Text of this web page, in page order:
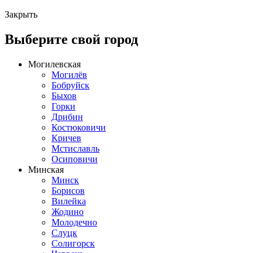
Закрыть
Выберите свой город
Могилевская
Могилёв
Бобруйск
Быхов
Горки
Дрибин
Костюковичи
Кричев
Мстиславль
Осиповичи
Минская
Минск
Борисов
Вилейка
Жодино
Молодечно
Слуцк
Солигорск